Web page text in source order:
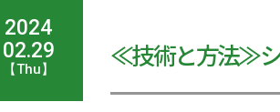
2024
02.29
【Thu】 ≪技術と方法≫シ